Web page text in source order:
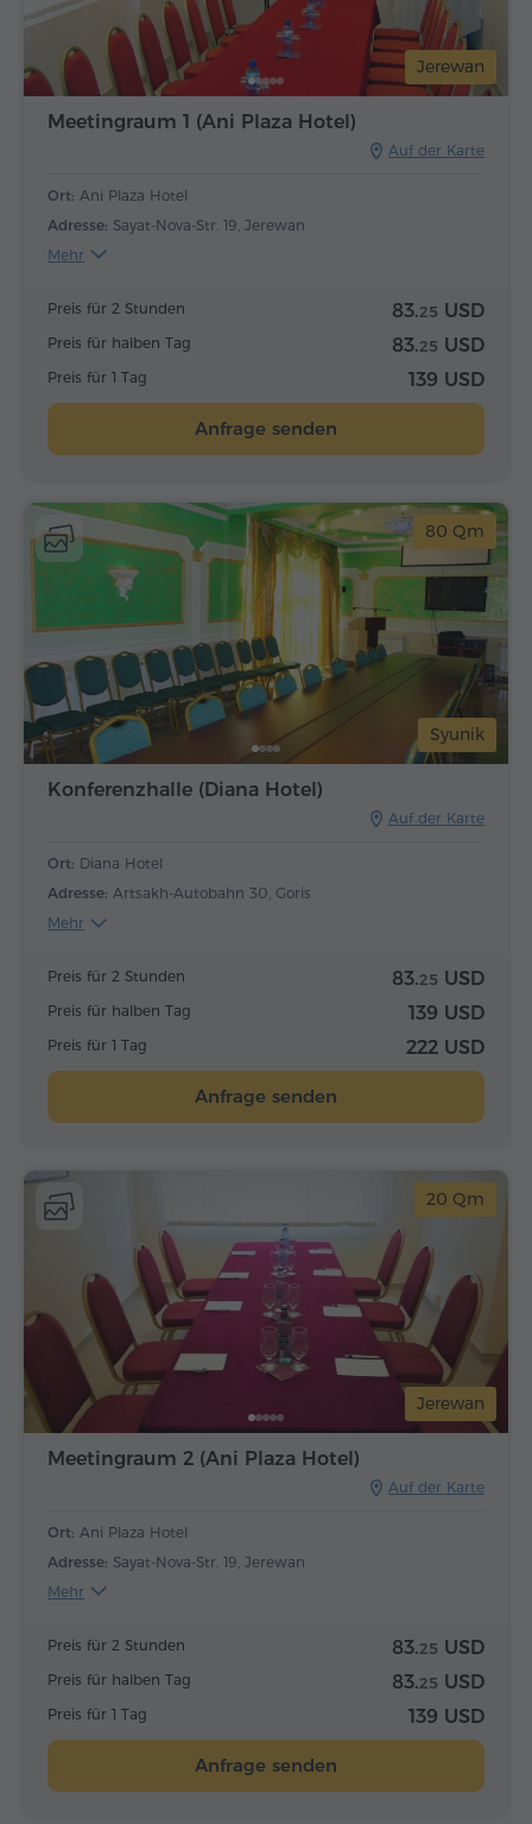
Jerewan
Meetingraum 1 (Ani Plaza Hotel)
Auf der Karte
Ort: Ani Plaza Hotel
Adresse: Sayat-Nova-Str. 19, Jerewan
Mehr
Preis für 2 Stunden 83.25 USD
Preis für halben Tag 83.25 USD
Preis für 1 Tag 139 USD
Anfrage senden
Syunik
80 Qm
Konferenzhalle (Diana Hotel)
Auf der Karte
Ort: Diana Hotel
Adresse: Artsakh-Autobahn 30, Goris
Mehr
Preis für 2 Stunden 83.25 USD
Preis für halben Tag 139 USD
Preis für 1 Tag 222 USD
Anfrage senden
Jerewan
20 Qm
Meetingraum 2 (Ani Plaza Hotel)
Auf der Karte
Ort: Ani Plaza Hotel
Adresse: Sayat-Nova-Str. 19, Jerewan
Mehr
Preis für 2 Stunden 83.25 USD
Preis für halben Tag 83.25 USD
Preis für 1 Tag 139 USD
Anfrage senden